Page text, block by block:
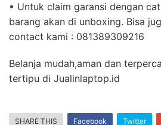
• Untuk claim garansi dengan
barang akan di unboxing. Bisa
contact kami : 081389309216
Belanja mudah,aman dan
tertipu di Jualinlaptop.id
SHARE THIS Facebook Twitter